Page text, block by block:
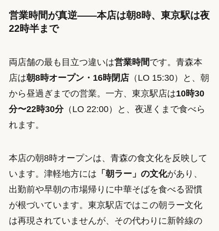
営業時間が真逆——本店は朝8時、東京駅は夜
22時半まで
両店舗の最も目立つ違いは営業時間です。青森本
店は朝8時オープン・16時閉店（LO 15:30）と、朝
から昼過ぎまでの営業。一方、東京駅店は10時30
分〜22時30分（LO 22:00）と、夜遅くまで食べら
れます。
本店の朝8時オープンは、青森の食文化を反映して
います。津軽地方には 「朝ラー」の文化があり、
出勤前や早朝の市場帰りに中華そばを食べる習慣
が根づいています。東京駅店ではこの朝ラー文化
は再現されていませんが、その代わりに新幹線の